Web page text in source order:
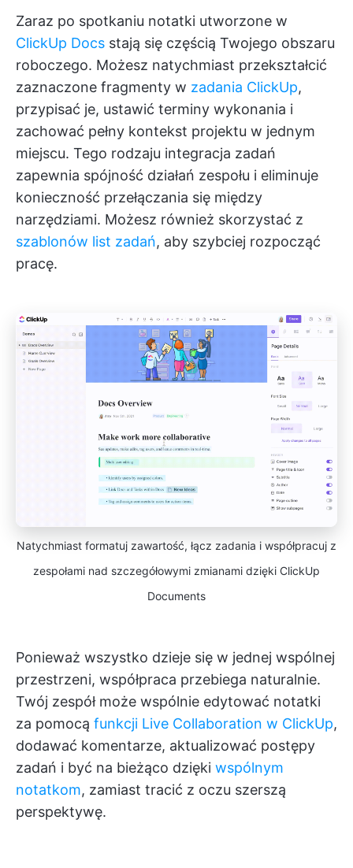
Zaraz po spotkaniu notatki utworzone w
ClickUp Docs stają się częścią Twojego obszaru
roboczego. Możesz natychmiast przekształcić
zaznaczone fragmenty w zadania ClickUp,
przypisać je, ustawić terminy wykonania i
zachować pełny kontekst projektu w jednym
miejscu. Tego rodzaju integracja zadań
zapewnia spójność działań zespołu i eliminuje
konieczność przełączania się między
narzędziami. Możesz również skorzystać z
szablonów list zadań, aby szybciej rozpocząć
pracę.
Natychmiast formatuj zawartość, łącz zadania i współpracuj z
zespołami nad szczegółowymi zmianami dzięki ClickUp
Documents
Ponieważ wszystko dzieje się w jednej wspólnej
przestrzeni, współpraca przebiega naturalnie.
Twój zespół może wspólnie edytować notatki
za pomocą funkcji Live Collaboration w ClickUp,
dodawać komentarze, aktualizować postępy
zadań i być na bieżąco dzięki wspólnym
notatkom, zamiast tracić z oczu szerszą
perspektywę.